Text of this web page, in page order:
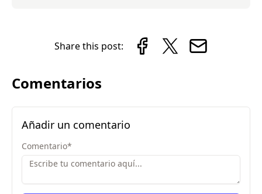
Share this post:
Comentarios
Añadir un comentario
Comentario*